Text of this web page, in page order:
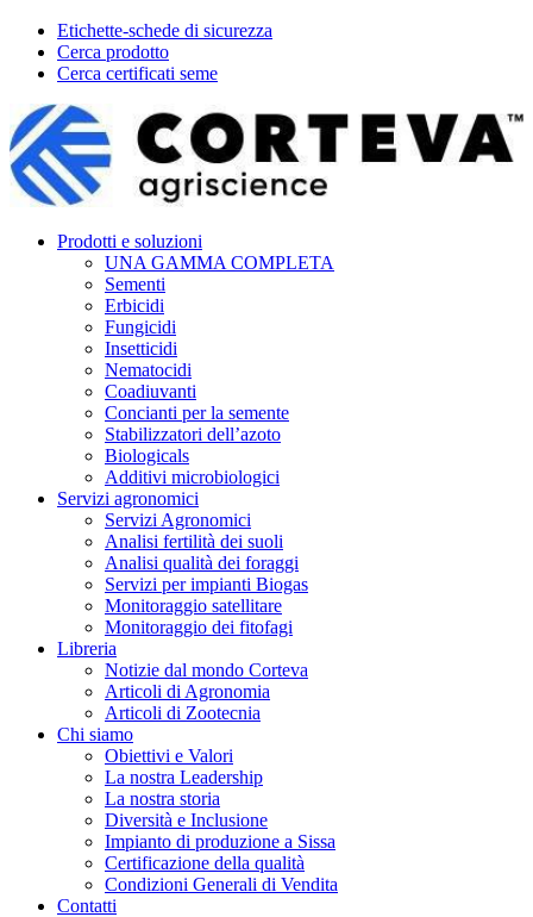
Etichette-schede di sicurezza
Cerca prodotto
Cerca certificati seme
Prodotti e soluzioni
UNA GAMMA COMPLETA
Sementi
Erbicidi
Fungicidi
Insetticidi
Nematocidi
Coadiuvanti
Concianti per la semente
Stabilizzatori dell’azoto
Biologicals
Additivi microbiologici
Servizi agronomici
Servizi Agronomici
Analisi fertilità dei suoli
Analisi qualità dei foraggi
Servizi per impianti Biogas
Monitoraggio satellitare
Monitoraggio dei fitofagi
Libreria
Notizie dal mondo Corteva
Articoli di Agronomia
Articoli di Zootecnia
Chi siamo
Obiettivi e Valori
La nostra Leadership
La nostra storia
Diversità e Inclusione
Impianto di produzione a Sissa
Certificazione della qualità
Condizioni Generali di Vendita
Contatti